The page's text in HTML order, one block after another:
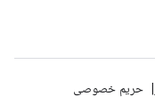
حریم خصوصی